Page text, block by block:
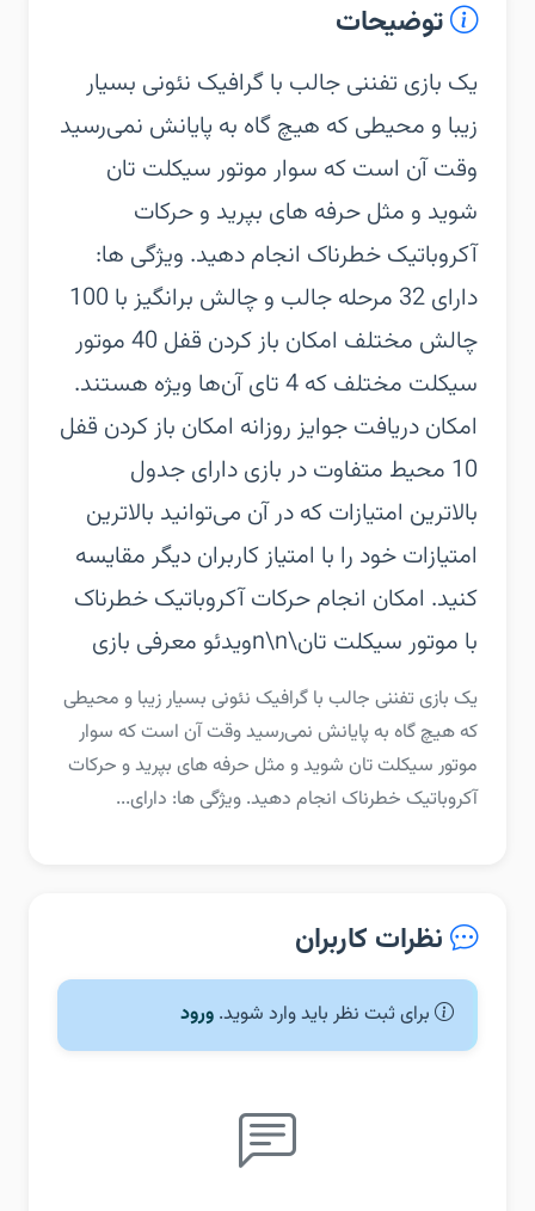
توضیحات
‏‏یک بازی تفننی جالب با گرافیک نئونی بسیار
زیبا و محیطی که هیچ گاه به پایانش نمی‌رسید
وقت آن است که سوار موتور سیکلت تان
شوید و مثل حرفه های بپرید و حرکات
آکروباتیک خطرناک انجام دهید.‏ ویژگی ها:
دارای 32 مرحله جالب و چالش برانگیز با 100
چالش مختلف امکان باز کردن قفل 40 موتور
سیکلت مختلف که 4 تای آن‌ها ویژه هستند.
امکان دریافت جوایز روزانه امکان باز کردن قفل
10 محیط متفاوت در بازی دارای جدول
بالاترین امتیازات که در آن می‌توانید بالاترین
امتیازات خود را با امتیاز کاربران دیگر مقایسه
کنید. امکان انجام حرکات آکروباتیک خطرناک
با موتور سیکلت تان\n\nویدئو معرفی بازی
‏‏یک بازی تفننی جالب با گرافیک نئونی بسیار زیبا و محیطی
که هیچ گاه به پایانش نمی‌رسید وقت آن است که سوار
موتور سیکلت تان شوید و مثل حرفه های بپرید و حرکات
آکروباتیک خطرناک انجام دهید.‏ ویژگی ها: دارای...
نظرات کاربران
برای ثبت نظر باید وارد شوید. ورود